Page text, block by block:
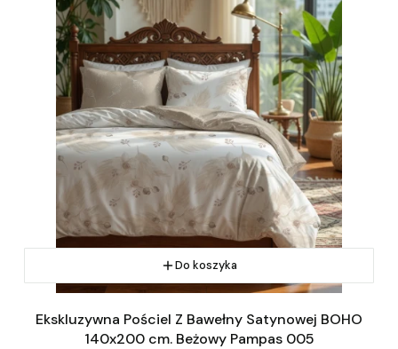
Do koszyka
Ekskluzywna Pościel Z Bawełny Satynowej BOHO
140x200 cm. Beżowy Pampas 005